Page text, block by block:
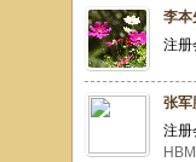
李本
注册
张军
注册